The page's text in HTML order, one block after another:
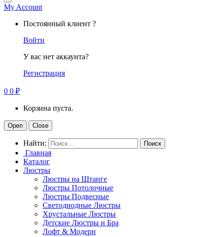
My Account
Постоянный клиент ?
Войти
У вас нет аккаунта?
Регистрация
0 0 ₽
Корзина пуста.
Open Close
Найти:
Главная
Каталог
Люстры
Люстры на Штанге
Люстры Потолочные
Люстры Подвесные
Светодиодные Люстры
Хрустальные Люстры
Детские Люстры и Бра
Лофт & Модерн